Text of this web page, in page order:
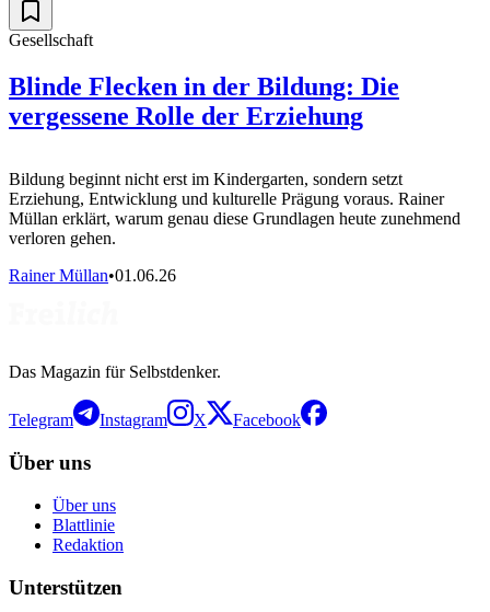
Gesellschaft
Blinde Flecken in der Bildung: Die
vergessene Rolle der Erziehung
Bildung beginnt nicht erst im Kindergarten, sondern setzt
Erziehung, Entwicklung und kulturelle Prägung voraus. Rainer
Müllan erklärt, warum genau diese Grundlagen heute zunehmend
verloren gehen.
Rainer Müllan•01.06.26
Das Magazin für Selbstdenker.
Telegram Instagram X Facebook
Über uns
Über uns
Blattlinie
Redaktion
Unterstützen